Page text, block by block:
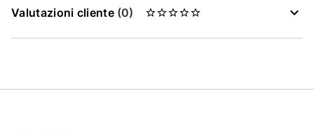
Valutazioni cliente (0)